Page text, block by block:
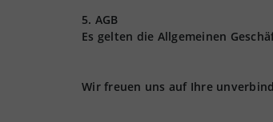
5. AGB
Es gelten die Allgemeinen
Wir freuen uns auf Ihre